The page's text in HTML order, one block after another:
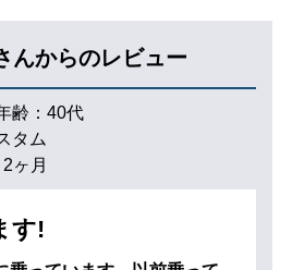
んからのレビュー
齢： 40代
タム
2ヶ月
す!